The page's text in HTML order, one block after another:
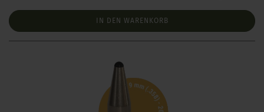
IN DEN WARENKORB